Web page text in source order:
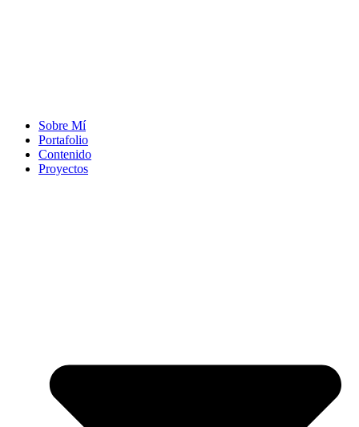
Sobre Mí
Portafolio
Contenido
Proyectos